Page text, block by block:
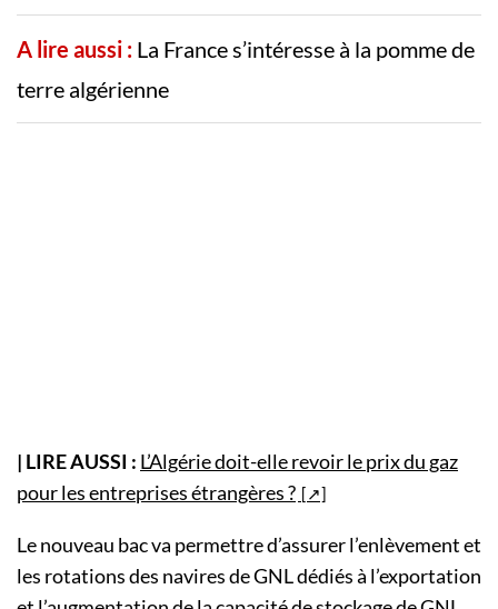
A lire aussi : La France s’intéresse à la pomme de
terre algérienne
| LIRE AUSSI : L’Algérie doit-elle revoir le prix du gaz
pour les entreprises étrangères ?
Le nouveau bac va permettre d’assurer l’enlèvement et
les rotations des navires de GNL dédiés à l’exportation